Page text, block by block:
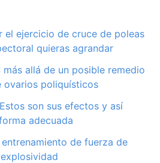
el ejercicio de cruce de poleas
quieras agrandar
más allá de un posible remedio
ovarios poliquísticos
son sus efectos y así
adecuada
de fuerza de